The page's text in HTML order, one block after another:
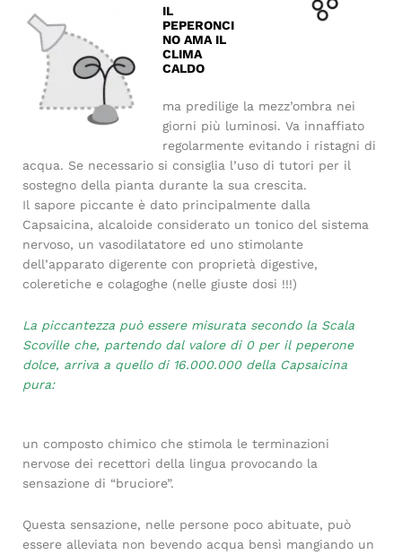
IL
PEPERONCI
NO AMA IL
CLIMA
CALDO
ma predilige la mezz’ombra nei
giorni più luminosi. Va innaffiato
regolarmente evitando i ristagni di
acqua. Se necessario si consiglia l’uso di tutori per il
sostegno della pianta durante la sua crescita.
Il sapore piccante è dato principalmente dalla
Capsaicina, alcaloide considerato un tonico del sistema
nervoso, un vasodilatatore ed uno stimolante
dell’apparato digerente con proprietà digestive,
coleretiche e colagoghe (nelle giuste dosi !!!)
La piccantezza può essere misurata secondo la Scala
Scoville che, partendo dal valore di 0 per il peperone
dolce, arriva a quello di 16.000.000 della Capsaicina
pura:
un composto chimico che stimola le terminazioni
nervose dei recettori della lingua provocando la
sensazione di “bruciore”.
Questa sensazione, nelle persone poco abituate, può
essere alleviata non bevendo acqua bensì mangiando un